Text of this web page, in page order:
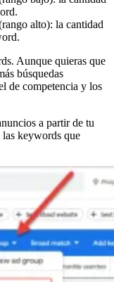
alto): la cantidad
Aunque quieras que
búsquedas
de competencia y los
a partir de tu
keywords que